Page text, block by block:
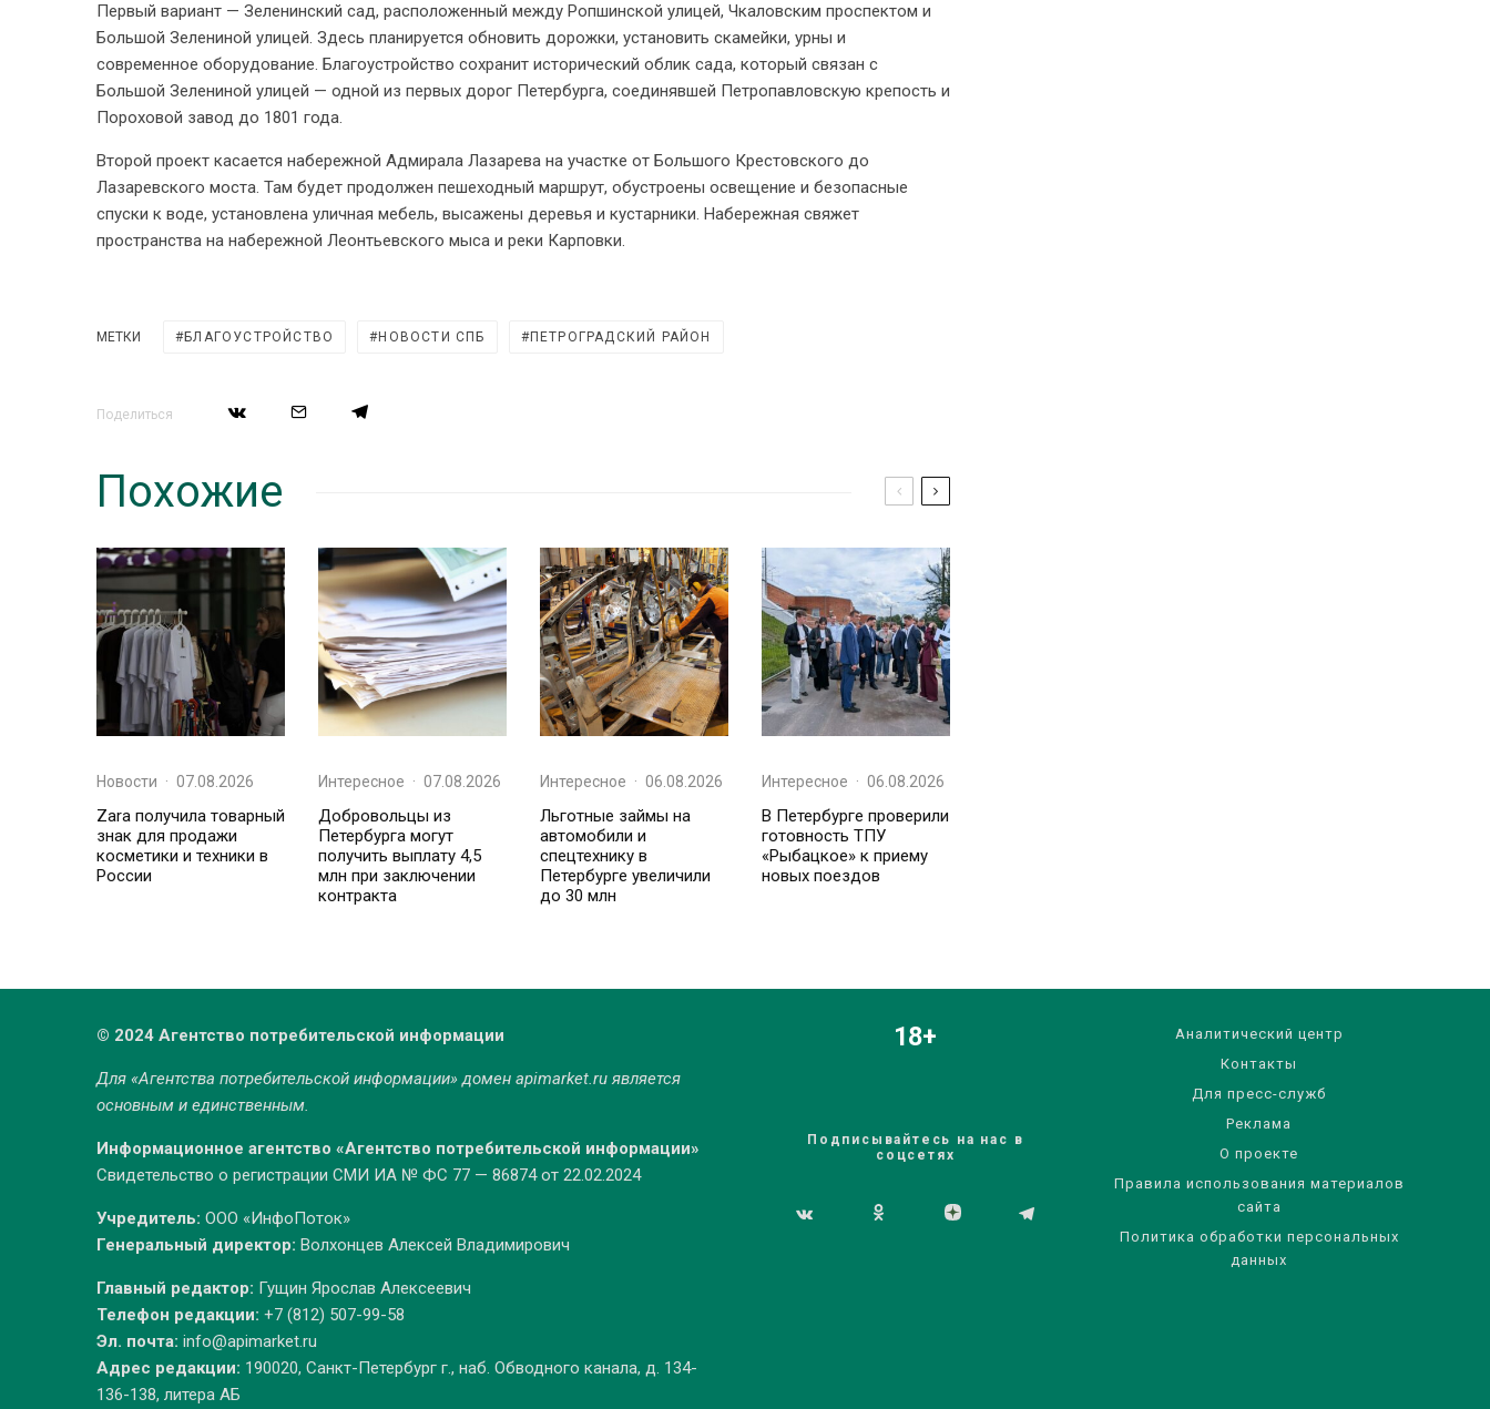
Первый вариант — Зеленинский сад, расположенный между Ропшинской улицей, Чкаловским проспектом и
Большой Зелениной улицей. Здесь планируется обновить дорожки, установить скамейки, урны и
современное оборудование. Благоустройство сохранит исторический облик сада, который связан с
Большой Зелениной улицей — одной из первых дорог Петербурга, соединявшей Петропавловскую крепость и
Пороховой завод до 1801 года.
Второй проект касается набережной Адмирала Лазарева на участке от Большого Крестовского до
Лазаревского моста. Там будет продолжен пешеходный маршрут, обустроены освещение и безопасные
спуски к воде, установлена уличная мебель, высажены деревья и кустарники. Набережная свяжет
пространства на набережной Леонтьевского мыса и реки Карповки.
МЕТКИ БЛАГОУСТРОЙСТВО НОВОСТИ СПБ ПЕТРОГРАДСКИЙ РАЙОН
Поделиться
Похожие
Новости · 07.08.2026
Zara получила товарный
знак для продажи
косметики и техники в
России
Интересное · 07.08.2026
Добровольцы из
Петербурга могут
получить выплату 4,5
млн при заключении
контракта
Интересное · 06.08.2026
Льготные займы на
автомобили и
спецтехнику в
Петербурге увеличили
до 30 млн
Интересное · 06.08.2026
В Петербурге проверили
готовность ТПУ
«Рыбацкое» к приему
новых поездов
© 2024 Агентство потребительской информации
Для «Агентства потребительской информации» домен apimarket.ruявляется
основным и единственным.
Информационное агентство «Агентство потребительской информации»
Свидетельство о регистрации СМИ ИА № ФС 77 — 86874 от 22.02.2024
Учредитель: ООО «ИнфоПоток»
Генеральный директор: Волхонцев Алексей Владимирович
Главный редактор: Гущин Ярослав Алексеевич
Телефон редакции: +7 (812) 507-99-58
Эл. почта: info@apimarket.ru
Адрес редакции: 190020, Санкт-Петербург г., наб. Обводного канала, д. 134-
136-138, литера АБ
18+
Подписывайтесь на нас в
соцсетях
Аналитический центр
Контакты
Для пресс-служб
Реклама
О проекте
Правила использования материалов
сайта
Политика обработки персональных
данных